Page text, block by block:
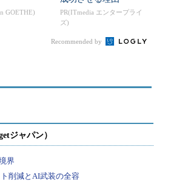
GOETHE)
PR(ITmedia エンタープライ
ズ)
Recommended by